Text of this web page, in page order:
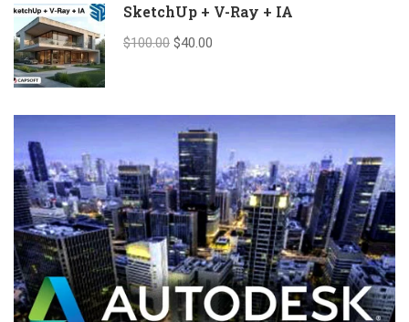
SketchUp + V-Ray + IA
$100.00 $40.00